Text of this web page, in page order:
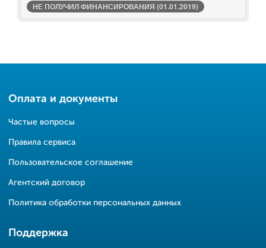
НЕ ПОЛУЧИЛ ФИНАНСИРОВАНИЯ (01.01.2019)
Оплата и документы
Частые вопросы
Правила сервиса
Пользовательское соглашение
Агентский договор
Политика обработки персональных данных
Поддержка